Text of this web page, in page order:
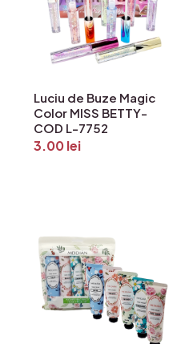
Luciu de Buze Magic
Color MISS BETTY-
COD L-7752
3.00lei